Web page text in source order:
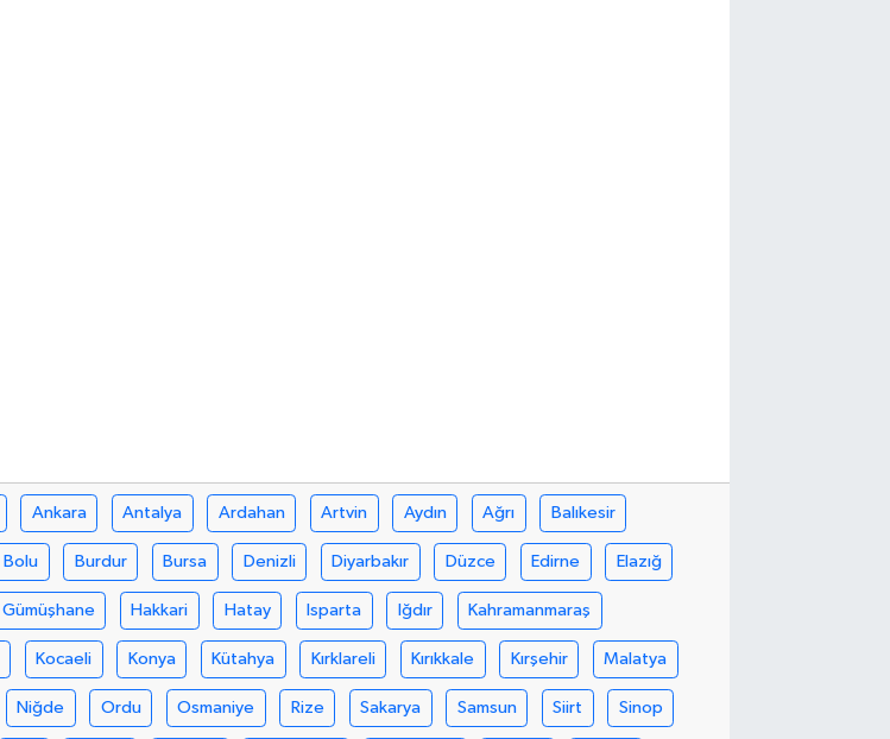
Ankara Antalya Ardahan Artvin Aydın Ağrı Balıkesir
Bolu Burdur Bursa Denizli Diyarbakır Düzce Edirne Elazığ
Gümüşhane Hakkari Hatay Isparta Iğdır Kahramanmaraş
Kocaeli Konya Kütahya Kırklareli Kırıkkale Kırşehir Malatya
Niğde Ordu Osmaniye Rize Sakarya Samsun Siirt Sinop